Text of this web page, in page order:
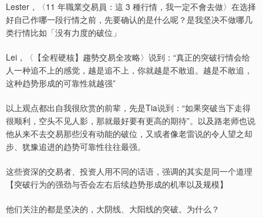
Lester，〈11 年職業交易員：這 3 種行情，我一定不會去做〉在选择
好自己作哪一段行情之前，先要确认的是什么呢？是我坚决不做哪几
类行情比如「没有力度的破位」
Lei，〈【全程硬核】趨勢交易全攻略〉说到：“真正的突破行情会给
人一种追不上的感觉，越是追不上，你就越是不敢追。越是不敢追，
这种趋势形成的可靠性就越强”
以上观点都出自我很欣赏的前辈，先是Tia说到：“如果突破当下走得
很顺利，空头不见人影，那就最好要有更高的期待”。以及路老师也说
他从来不去交易那些没有动能的破位，又或者像老雷说的令人望之却
步、犹豫追进的趋势可靠性往往最强。
这些资深的交易者、投资人用不同的话语，强调的其实是同一个道理
【突破行为的强劲与否会左右后续趋势形成的机率以及规模】
他们关注的都是坚决的，大阴线、大阳线的突破。为什么？